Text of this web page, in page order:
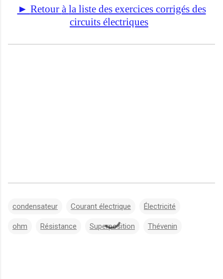
► Retour à la liste des exercices corrigés des
circuits électriques
condensateur Courant électrique Électricité
ohm Résistance Superposition Thévenin